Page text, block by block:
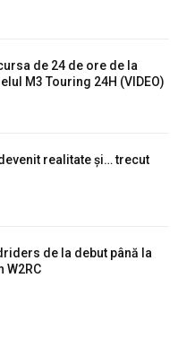
de 24 de ore de la
M3 Touring 24H (VIDEO)
realitate și… trecut
de la debut până la
W2RC